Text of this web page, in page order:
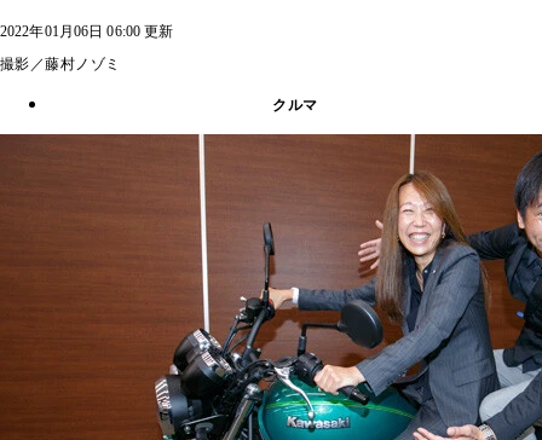
2022年01月06日 06:00 更新
撮影／藤村ノゾミ
クルマ